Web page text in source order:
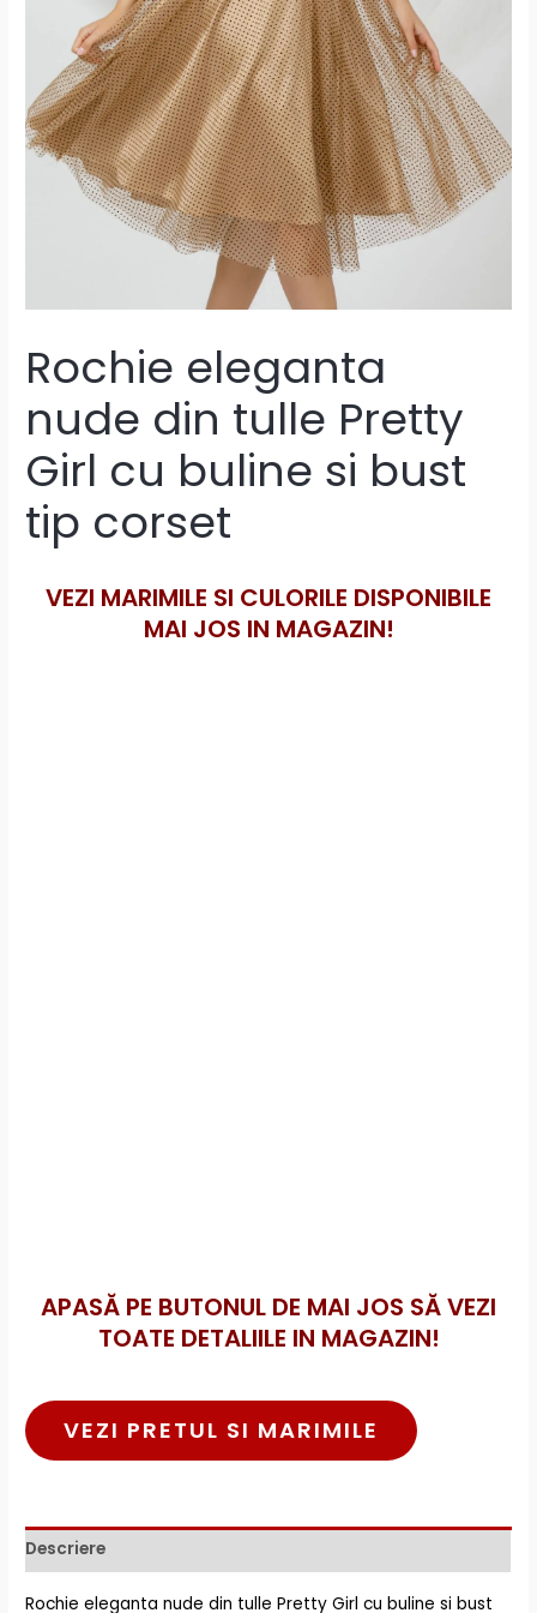
Rochie eleganta
nude din tulle Pretty
Girl cu buline si bust
tip corset
VEZI MARIMILE SI CULORILE DISPONIBILE
MAI JOS IN MAGAZIN!
APASĂ PE BUTONUL DE MAI JOS SĂ VEZI
TOATE DETALIILE IN MAGAZIN!
VEZI PRETUL SI MARIMILE
Descriere
Rochie eleganta nude din tulle Pretty Girl cu buline si bust